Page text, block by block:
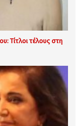
Τίτλοι τέλους στη